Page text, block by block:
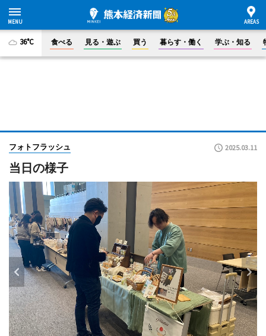
36°C 食べる 見る・遊ぶ 買う 暮らす・働く 学ぶ・知る
フォトフラッシュ 2025.03.11
当日の様子